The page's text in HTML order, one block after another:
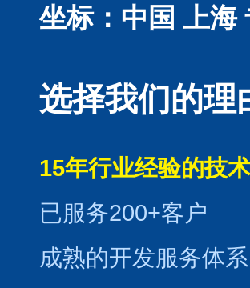
坐标：中国 上海
选择我们的理
15年行业经验的技
已服务200+客户
成熟的开发服务体系